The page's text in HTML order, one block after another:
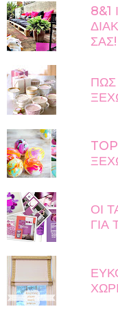
8&1
ΣΑΣ!
ΠΩΣ
ΟΙ
ΓΙΑ